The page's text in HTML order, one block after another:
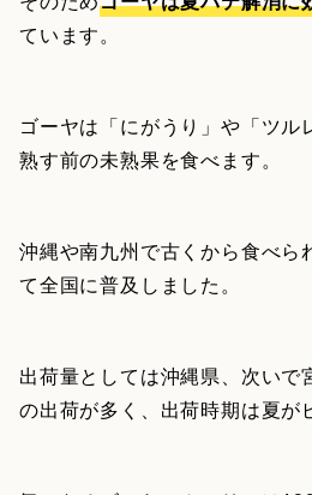
ています。
ゴーヤは「にがうり」や「ツル
熟す前の未熟果を食べます。
沖縄や南九州で古くから食べら
て全国に普及しました。
出荷量としては沖縄県、次いで
の出荷が多く、出荷時期は夏が